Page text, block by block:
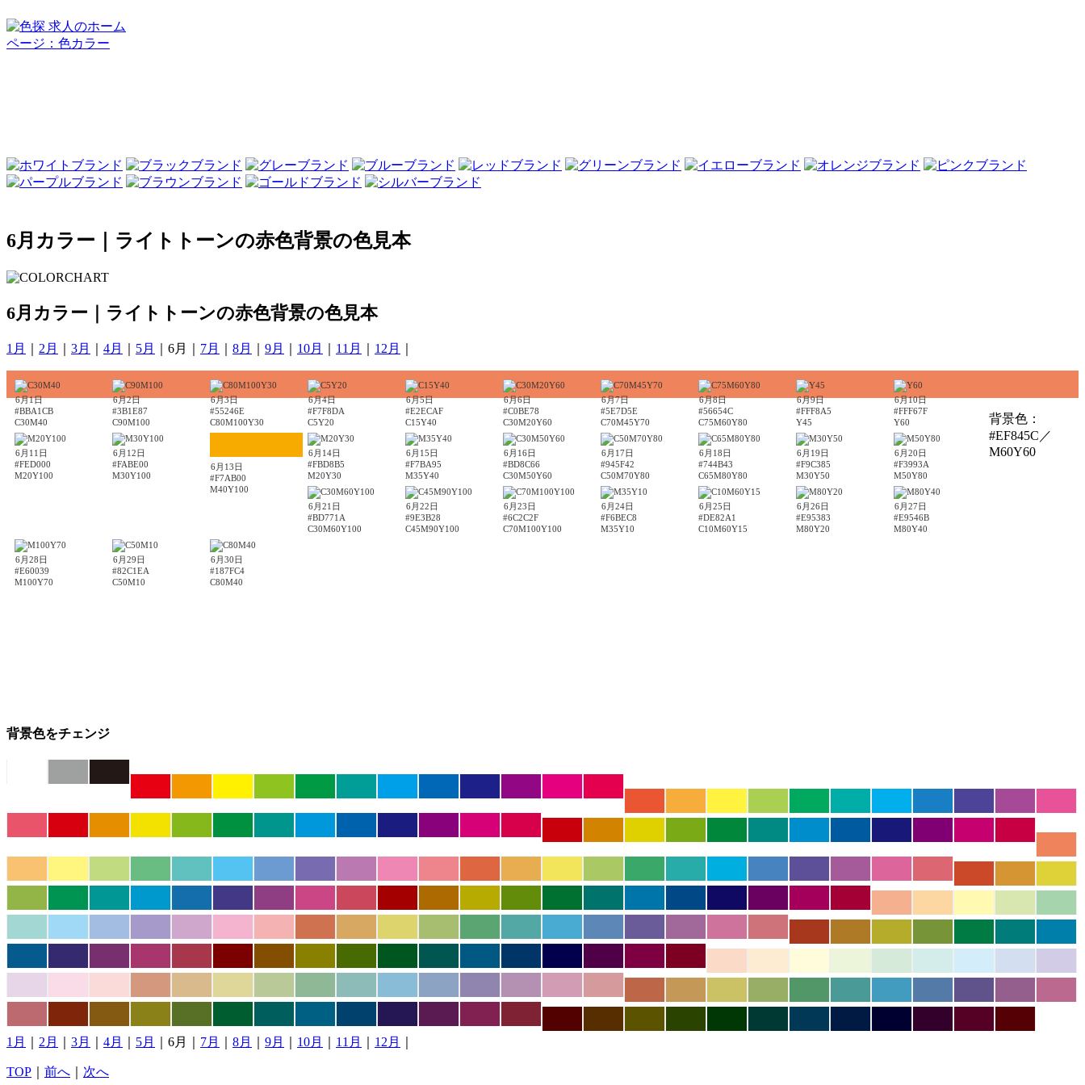
6月カラー｜ライトトーンの赤色背景の色見本
6月カラー｜ライトトーンの赤色背景の色見本
1月 2月 3月 4月 5月 ｜6月｜ 7月 8月 9月 10月 11月 12月
6月1日
#BBA1CB
C30M40
6月2日
#3B1E87
C90M100
6月3日
#55246E
C80M100Y30
6月4日
#F7F8DA
C5Y20
6月5日
#E2ECAF
C15Y40
6月6日
#C0BE78
C30M20Y60
6月7日
#5E7D5E
C70M45Y70
6月8日
#56654C
C75M60Y80
6月9日
#FFF8A5
Y45
6月10日
#FFF67F
Y60
6月11日
#FED000
M20Y100
6月12日
#FABE00
M30Y100
6月13日
#F7AB00
M40Y100
6月14日
#FBD8B5
M20Y30
6月15日
#F7BA95
M35Y40
6月16日
#BD8C66
C30M50Y60
6月17日
#945F42
C50M70Y80
6月18日
#744B43
C65M80Y80
6月19日
#F9C385
M30Y50
6月20日
#F3993A
M50Y80
6月21日
#BD771A
C30M60Y100
6月22日
#9E3B28
C45M90Y100
6月23日
#6C2C2F
C70M100Y100
6月24日
#F6BEC8
M35Y10
6月25日
#DE82A1
C10M60Y15
6月26日
#E95383
M80Y20
6月27日
#E9546B
M80Y40
6月28日
#E60039
M100Y70
6月29日
#82C1EA
C50M10
6月30日
#187FC4
C80M40
背景色：
#EF845C／
M60Y60
背景色をチェンジ
1月 2月 3月 4月 5月 ｜6月｜ 7月 8月 9月 10月 11月 12月
TOP 前へ 次へ